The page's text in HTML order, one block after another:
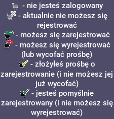
- nie jesteś zalogowany
- aktualnie nie możesz się
rejestrować
- możesz się zarejestrować
- możesz się wyrejestrować
(lub wycofać prośbę)
- złożyłeś prośbę o
zarejestrowanie (i nie możesz jej
już wycofać)
- jesteś pomyślnie
zarejestrowany (i nie możesz się
wyrejestrować)